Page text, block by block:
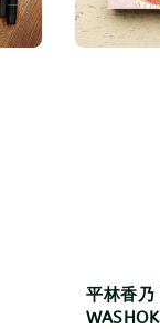
平林香乃